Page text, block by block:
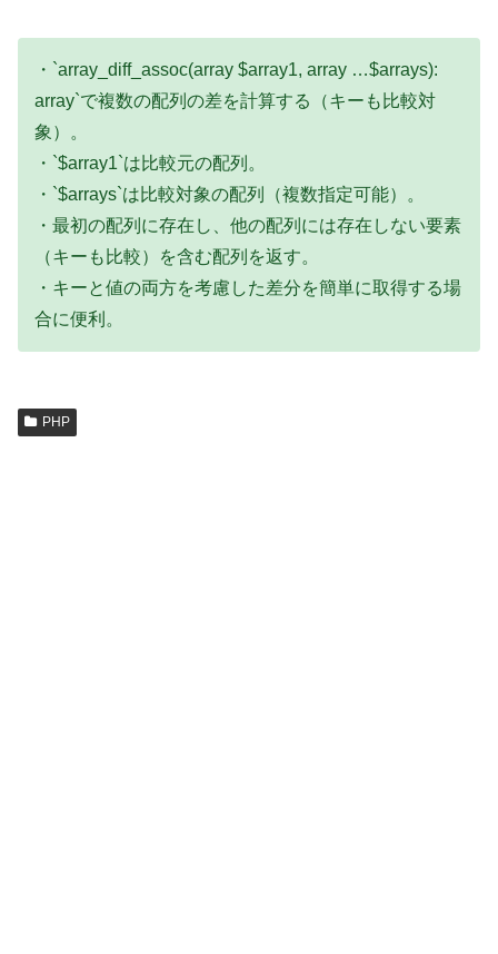
・`array_diff_assoc(array $array1, array …$arrays):
array`で複数の配列の差を計算する（キーも比較対
象）。
・`$array1`は比較元の配列。
・`$arrays`は比較対象の配列（複数指定可能）。
・最初の配列に存在し、他の配列には存在しない要素
（キーも比較）を含む配列を返す。
・キーと値の両方を考慮した差分を簡単に取得する場
合に便利。
PHP